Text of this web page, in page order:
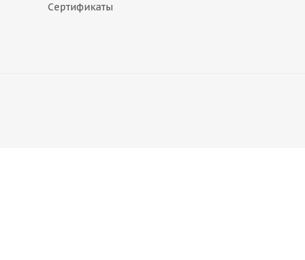
Сертификаты